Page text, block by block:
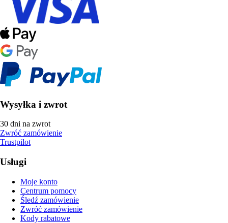
Wysyłka i zwrot
30 dni na zwrot
Zwróć zamówienie
Trustpilot
Usługi
Moje konto
Centrum pomocy
Śledź zamówienie
Zwróć zamówienie
Kody rabatowe